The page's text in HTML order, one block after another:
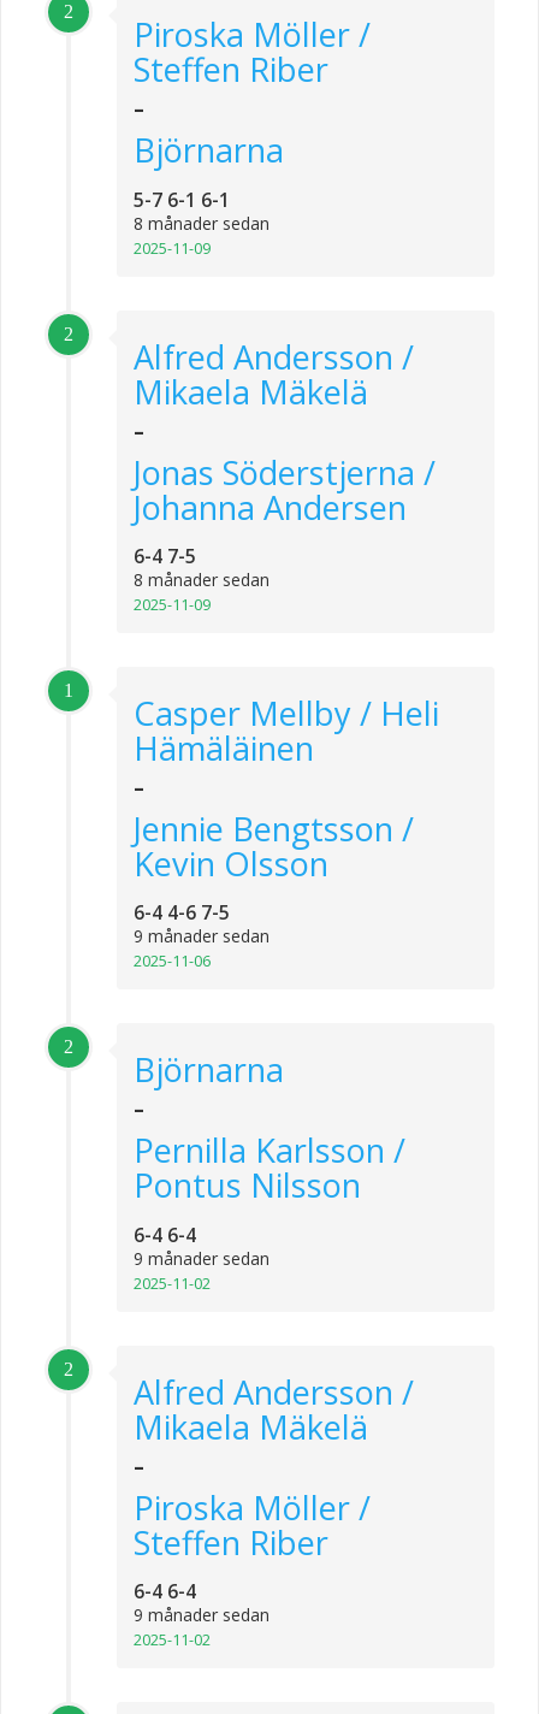
2
Piroska Möller /
Steffen Riber
-
Björnarna
5-7 6-1 6-1
8 månader sedan
2025-11-09
2
Alfred Andersson /
Mikaela Mäkelä
-
Jonas Söderstjerna /
Johanna Andersen
6-4 7-5
8 månader sedan
2025-11-09
1
Casper Mellby / Heli
Hämäläinen
-
Jennie Bengtsson /
Kevin Olsson
6-4 4-6 7-5
9 månader sedan
2025-11-06
2
Björnarna
-
Pernilla Karlsson /
Pontus Nilsson
6-4 6-4
9 månader sedan
2025-11-02
2
Alfred Andersson /
Mikaela Mäkelä
-
Piroska Möller /
Steffen Riber
6-4 6-4
9 månader sedan
2025-11-02